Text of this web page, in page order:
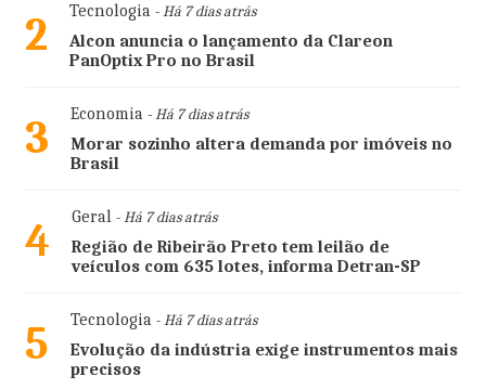
2 Tecnologia- Há 7 dias atrás
Alcon anuncia o lançamento da Clareon
PanOptix Pro no Brasil
3 Economia- Há 7 dias atrás
Morar sozinho altera demanda por imóveis no
Brasil
4 Geral- Há 7 dias atrás
Região de Ribeirão Preto tem leilão de
veículos com 635 lotes, informa Detran-SP
5 Tecnologia- Há 7 dias atrás
Evolução da indústria exige instrumentos mais
precisos